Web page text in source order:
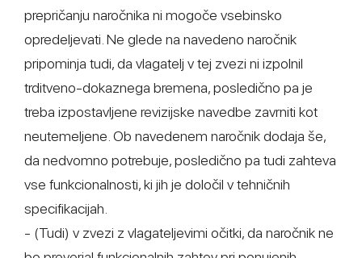
prepričanju naročnika ni mogoče vsebinsko
opredeljevati. Ne glede na navedeno naročnik
pripominja tudi, da vlagatelj v tej zvezi ni izpolnil
trditveno-dokaznega bremena, posledično pa je
treba izpostavljene revizijske navedbe zavrniti kot
neutemeljene. Ob navedenem naročnik dodaja še,
da nedvomno potrebuje, posledično pa tudi zahteva
vse funkcionalnosti, ki jih je določil v tehničnih
specifikacijah.
- (Tudi) v zvezi z vlagateljevimi očitki, da naročnik ne